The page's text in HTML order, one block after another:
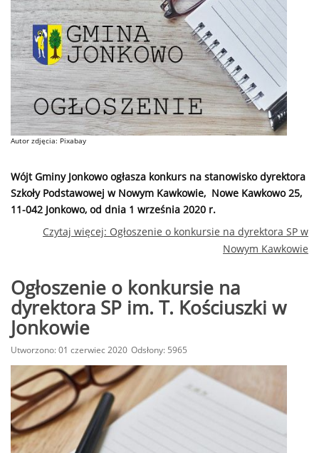
Autor zdjęcia: Pixabay
Wójt Gminy Jonkowo ogłasza konkurs na stanowisko dyrektora
Szkoły Podstawowej w Nowym Kawkowie, Nowe Kawkowo 25,
11-042 Jonkowo, od dnia 1 września 2020 r.
Czytaj więcej: Ogłoszenie o konkursie na dyrektora SP w
Nowym Kawkowie
Ogłoszenie o konkursie na
dyrektora SP im. T. Kościuszki w
Jonkowie
Utworzono: 01 czerwiec 2020 Odsłony: 5965